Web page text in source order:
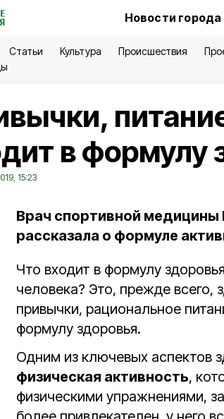
Новости города
Статьи Культура Происшествия
в формулу
15:23
Врач спортивной медицины
рассказала о формуле
Что входит в формулу
человека? Это, прежде
привычки, рациональное
формулу здоровья.
Одним из ключевых аспектов
физическая активность,
физическими упражнениями,